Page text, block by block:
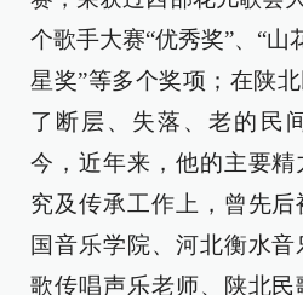
个歌手大赛“优秀奖”、“山
星奖”等多个奖项；在陕
了断层、失落、老的民
今，近年来，他的主要
究及传承工作上，曾先
国音乐学院、河北衡水
歌传唱声乐老师、陕北